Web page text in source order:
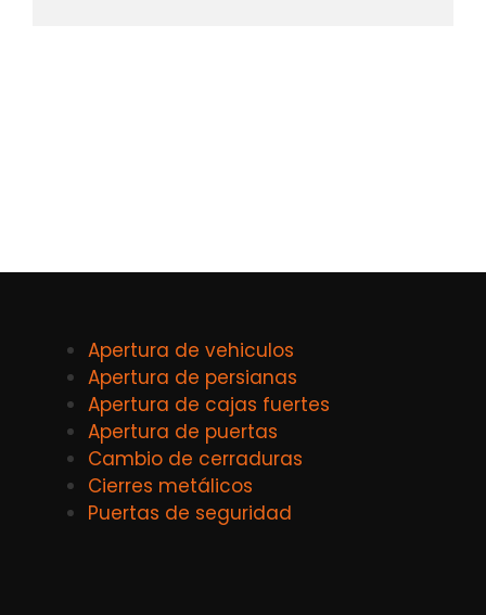
Apertura de vehiculos
Apertura de persianas
Apertura de cajas fuertes
Apertura de puertas
Cambio de cerraduras
Cierres metálicos
Puertas de seguridad